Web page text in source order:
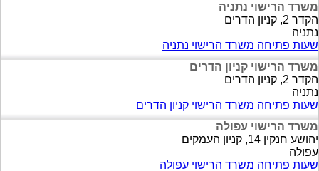
משרד הרישוי נתניה
הקדר 2, קניון הדרים
נתניה
שעות פתיחה משרד הרישוי נתניה
משרד הרישוי קניון הדרים
הקדר 2, קניון הדרים
נתניה
שעות פתיחה משרד הרישוי קניון הדרים
משרד הרישוי עפולה
יהושע חנקין 14, קניון העמקים
עפולה
שעות פתיחה משרד הרישוי עפולה